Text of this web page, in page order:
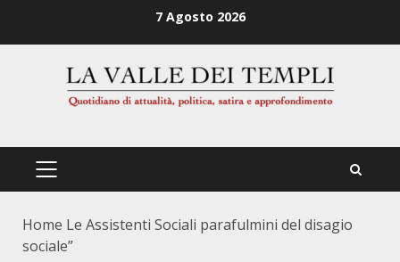
7 Agosto 2026
PRIMÄRES
Home Le Assistenti Sociali parafulmini del disagio
sociale”